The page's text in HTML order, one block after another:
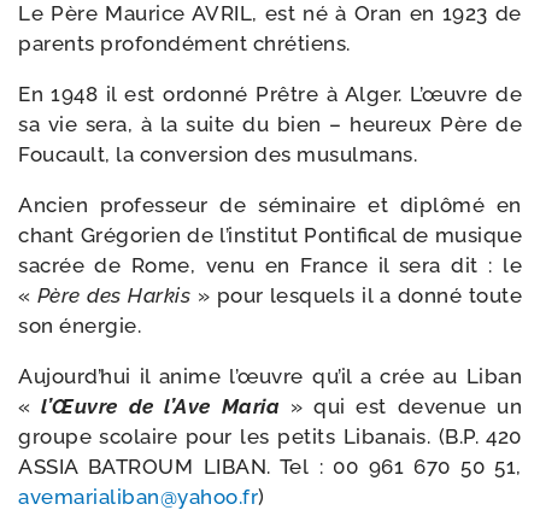
Le Père Maurice AVRIL, est né à Oran en 1923 de
parents pro­fon­dé­ment chrétiens.
En 1948 il est ordon­né Prêtre à Alger. L’œuvre de
sa vie sera, à la suite du bien – heu­reux Père de
Foucault, la conver­sion des musulmans.
Ancien pro­fes­seur de sémi­naire et diplô­mé en
chant Grégorien de l’institut Pontifical de musique
sacrée de Rome, venu en France il sera dit : le
« Père des Harkis » pour les­quels il a don­né toute
son énergie.
Aujourd’hui il anime l’œuvre qu’il a crée au Liban
« l’Œuvre de l’Ave Maria » qui est deve­nue un
groupe sco­laire pour les petits Libanais. (B.P. 420
ASSIA BATROUM LIBAN. Tel : 00 961 670 50 51,
avemarialiban@​yahoo.​fr)